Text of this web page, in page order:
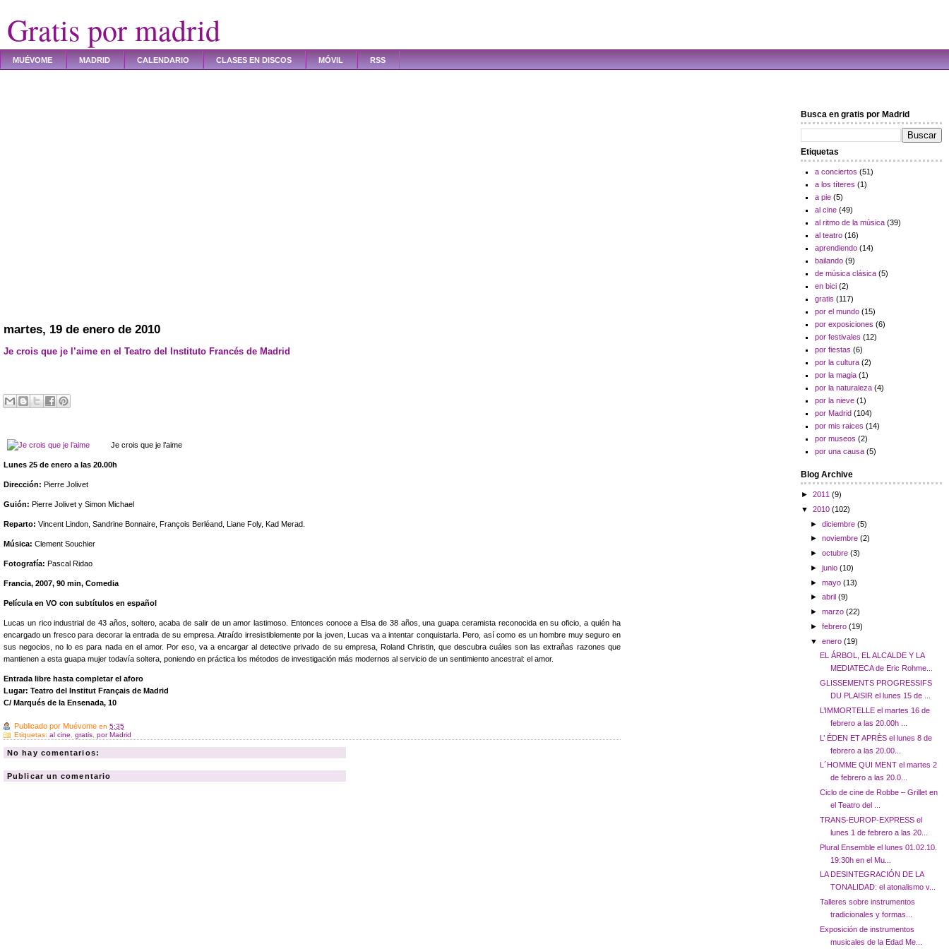
Gratis por madrid
MUÉVOME MADRID CALENDARIO CLASES EN DISCOS MÓVIL RSS
martes, 19 de enero de 2010
Je crois que je l’aime en el Teatro del Instituto Francés de Madrid
Je crois que je l’aime
Lunes 25 de enero a las 20.00h
Dirección: Pierre Jolivet
Guión: Pierre Jolivet y Simon Michael
Reparto: Vincent Lindon, Sandrine Bonnaire, François Berléand, Liane Foly, Kad Merad.
Música: Clement Souchier
Fotografía: Pascal Ridao
Francia, 2007, 90 min, Comedia
Película en VO con subtítulos en español
Lucas un rico industrial de 43 años, soltero, acaba de salir de un amor lastimoso. Entonces conoce a Elsa de 38 años, una guapa ceramista reconocida en su oficio, a quién ha
encargado un fresco para decorar la entrada de su empresa. Atraído irresistiblemente por la joven, Lucas va a intentar conquistarla. Pero, así como es un hombre muy seguro en
sus negocios, no lo es para nada en el amor. Por eso, va a encargar al detective privado de su empresa, Roland Christin, que descubra cuáles son las extrañas razones que
mantienen a esta guapa mujer todavía soltera, poniendo en práctica los métodos de investigación más modernos al servicio de un sentimiento ancestral: el amor.
Entrada libre hasta completar el aforo
Lugar: Teatro del Institut Français de Madrid
C/ Marqués de la Ensenada, 10
Publicado por Muévome en 5:35
Etiquetas: al cine, gratis, por Madrid
No hay comentarios:
Publicar un comentario
Busca en gratis por Madrid
Etiquetas
a conciertos (51)
a los títeres (1)
a pie (5)
al cine (49)
al ritmo de la música (39)
al teatro (16)
aprendiendo (14)
bailando (9)
de música clásica (5)
en bici (2)
gratis (117)
por el mundo (15)
por exposiciones (6)
por festivales (12)
por fiestas (6)
por la cultura (2)
por la magia (1)
por la naturaleza (4)
por la nieve (1)
por Madrid (104)
por mis raices (14)
por museos (2)
por una causa (5)
Blog Archive
► 2011 (9)
▼ 2010 (102)
►diciembre(5)
►noviembre(2)
►octubre(3)
►junio(10)
►mayo(13)
►abril(9)
►marzo(22)
►febrero(19)
▼enero(19)
EL ÁRBOL, EL ALCALDE Y LA
MEDIATECA de Eric Rohme...
GLISSEMENTS PROGRESSIFS
DU PLAISIR el lunes 15 de ...
L’IMMORTELLE el martes 16 de
febrero a las 20.00h ...
L’ ÉDEN ET APRÈS el lunes 8 de
febrero a las 20.00...
L´HOMME QUI MENT el martes 2
de febrero a las 20.0...
Ciclo de cine de Robbe – Grillet en
el Teatro del ...
TRANS-EUROP-EXPRESS el
lunes 1 de febrero a las 20...
Plural Ensemble el lunes 01.02.10.
19:30h en el Mu...
LA DESINTEGRACIÓN DE LA
TONALIDAD: el atonalismo v...
Talleres sobre instrumentos
tradicionales y formas...
Exposición de instrumentos
musicales de la Edad Me...